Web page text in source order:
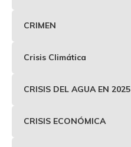
CRIMEN
Crisis Climática
CRISIS DEL AGUA EN 2025
CRISIS ECONÓMICA